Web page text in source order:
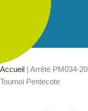
Accueil | Arrêté PM034-
Tournoi Pentecote